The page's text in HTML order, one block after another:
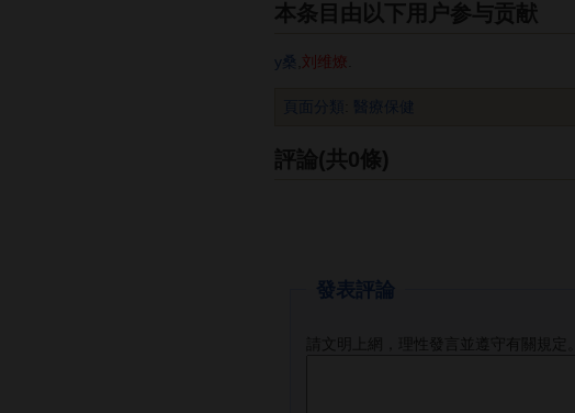
本条目由以下用户参与贡献
y桑 刘维燎
頁面分類 醫療保健
評論(共0條)
發表評論
請文明上網，理性發言並遵守有關規定。